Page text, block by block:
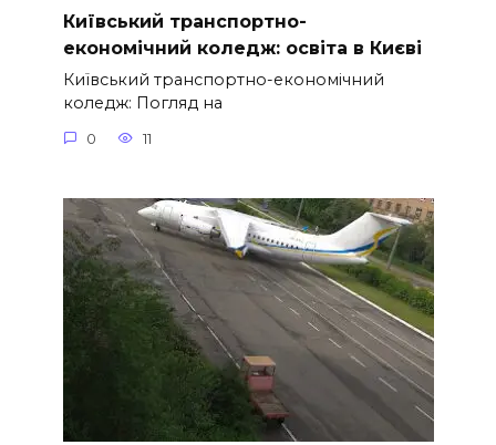
Київський транспортно-
економічний коледж: освіта в Києві
Київський транспортно-економічний
коледж: Погляд на
0 11